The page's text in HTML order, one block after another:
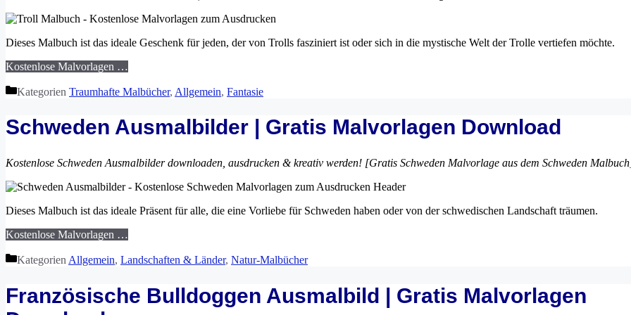
Dieses Malbuch ist das ideale Geschenk für jeden, der von Trolls fasziniert ist oder sich in die mystische Welt der Trolle vertiefen möchte.
Kostenlose Malvorlagen …
Kategorien Traumhafte Malbücher, Allgemein, Fantasie
Schweden Ausmalbilder | Gratis Malvorlagen Download
Kostenlose Schweden Ausmalbilder downloaden, ausdrucken & kreativ werden! [Gratis Schweden Malvorlage aus dem Schweden
Dieses Malbuch ist das ideale Präsent für alle, die eine Vorliebe für Schweden haben oder von der schwedischen Landschaft träumen.
Kostenlose Malvorlagen …
Kategorien Allgemein, Landschaften & Länder, Natur-Malbücher
Französische Bulldoggen Ausmalbild | Gratis Malvorlagen